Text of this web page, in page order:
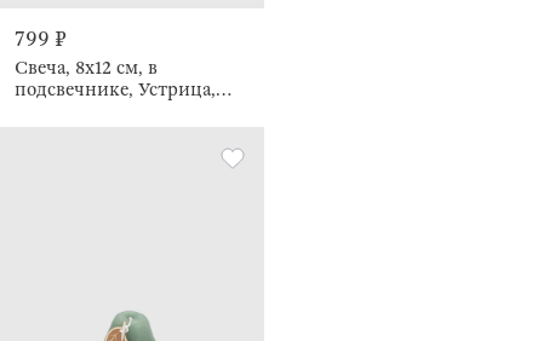
799 ₽
Свеча, 8х12 см, в
подсвечнике, Устрица,